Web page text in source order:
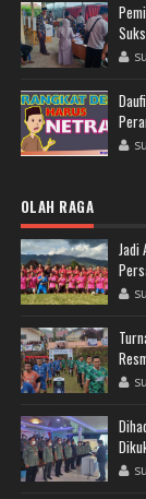
OLAH RAGA
Jadi